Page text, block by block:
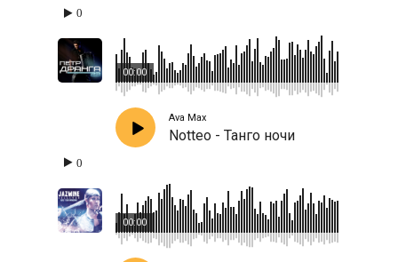
0
00:00
Ava Max
Notteo - Танго ночи
0
00:00